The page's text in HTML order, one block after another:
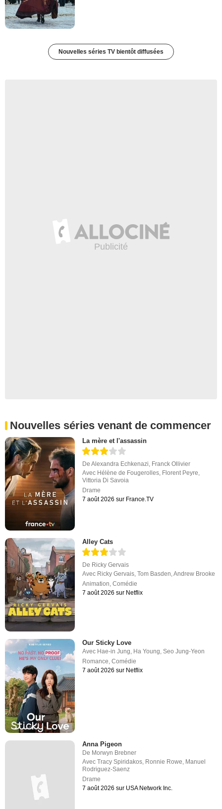
Nouvelles séries TV bientôt diffusées
Nouvelles séries venant de commencer
La mère et l'assassin
DeAlexandra Echkenazi Franck Ollivier
Avec Hélène de Fougerolles Florent Peyre
Vittoria Di Savoia
Drame
7 août 2026 sur France.TV
Alley Cats
De Ricky Gervais
Avec Ricky Gervais,Tom Basden,Andrew Brooke
Animation,Comédie
7 août 2026 sur Netflix
Our Sticky Love
Avec Hae-in Jung, Ha Young,Seo Jung-Yeon
Romance,Comédie
7 août 2026 sur Netflix
Anna Pigeon
De Morwyn Brebner
AvecTracy Spiridakos Ronnie Rowe Manuel
Rodriguez-Saenz
Drame
7 août 2026 sur USA Network Inc.